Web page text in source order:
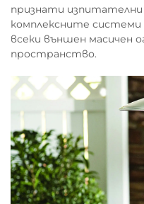
признати
комплексните системи
всеки външен масичен
пространство.